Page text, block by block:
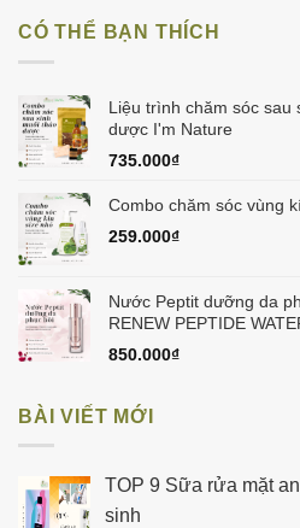
180.000₫.
CÓ THỂ BẠN THÍCH
Liệu trình chăm sóc sau
dược I'm Nature
735.000₫
Combo chăm sóc vùng
259.000₫
Nước Peptit dưỡng da
RENEW PEPTIDE
850.000₫
BÀI VIẾT MỚI
TOP 9 Sữa rửa mặt
sinh